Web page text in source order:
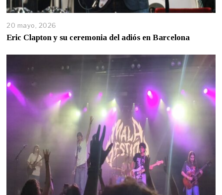
20 mayo, 2026
Eric Clapton y su ceremonia del adiós en Barcelona